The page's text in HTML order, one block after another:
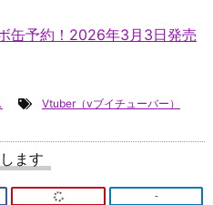
缶予約！2026年3月3日発売
Vtuber（vブイチューバー）
ます
-